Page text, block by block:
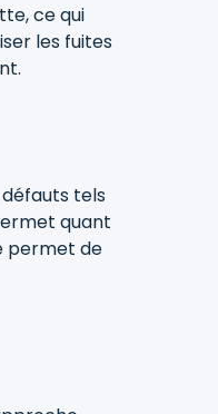
ce qui
les fuites
tels
quant
permet de